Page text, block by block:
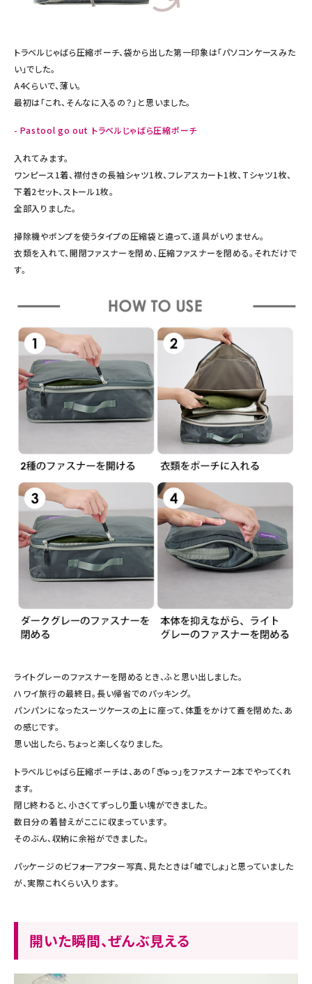
トラベルじゃばら圧縮ポーチ、袋から出した第一印象は「パソコンケースみた
い」でした。
A4くらいで、薄い。
最初は「これ、そんなに入るの？」と思いました。
- Pastool go out トラベルじゃばら圧縮ポーチ
入れてみます。
ワンピース1着、襟付きの長袖シャツ1枚、フレアスカート1枚、Tシャツ1枚、
下着2セット、ストール1枚。
全部入りました。
掃除機やポンプを使うタイプの圧縮袋と違って、道具がいりません。
衣類を入れて、開閉ファスナーを閉め、圧縮ファスナーを閉める。それだけで
す。
ライトグレーのファスナーを閉めるとき、ふと思い出しました。
ハワイ旅行の最終日。長い帰省でのパッキング。
パンパンになったスーツケースの上に座って、体重をかけて蓋を閉めた、あ
の感じです。
思い出したら、ちょっと楽しくなりました。
トラベルじゃばら圧縮ポーチは、あの「ぎゅっ」をファスナー2本でやってくれ
ます。
閉じ終わると、小さくてずっしり重い塊ができました。
数日分の着替えがここに収まっています。
そのぶん、収納に余裕ができました。
パッケージのビフォーアフター写真、見たときは「嘘でしょ」と思っていました
が、実際これくらい入ります。
開いた瞬間、ぜんぶ見える